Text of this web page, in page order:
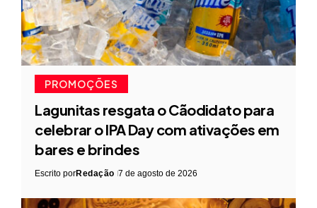
PROMOÇÕES
Lagunitas resgata o Cãodidato para
celebrar o IPA Day com ativações em
bares e brindes
Escrito porRedação 7 de agosto de 2026